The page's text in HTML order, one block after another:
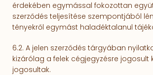
érdekében egymással fokozottan
szerződés teljesítése szempontjából
tényekről egymást haladéktalanul
6.2. A jelen szerződés tárgyában
kizárólag a felek cégjegyzés­re jogosult
jogosultak.